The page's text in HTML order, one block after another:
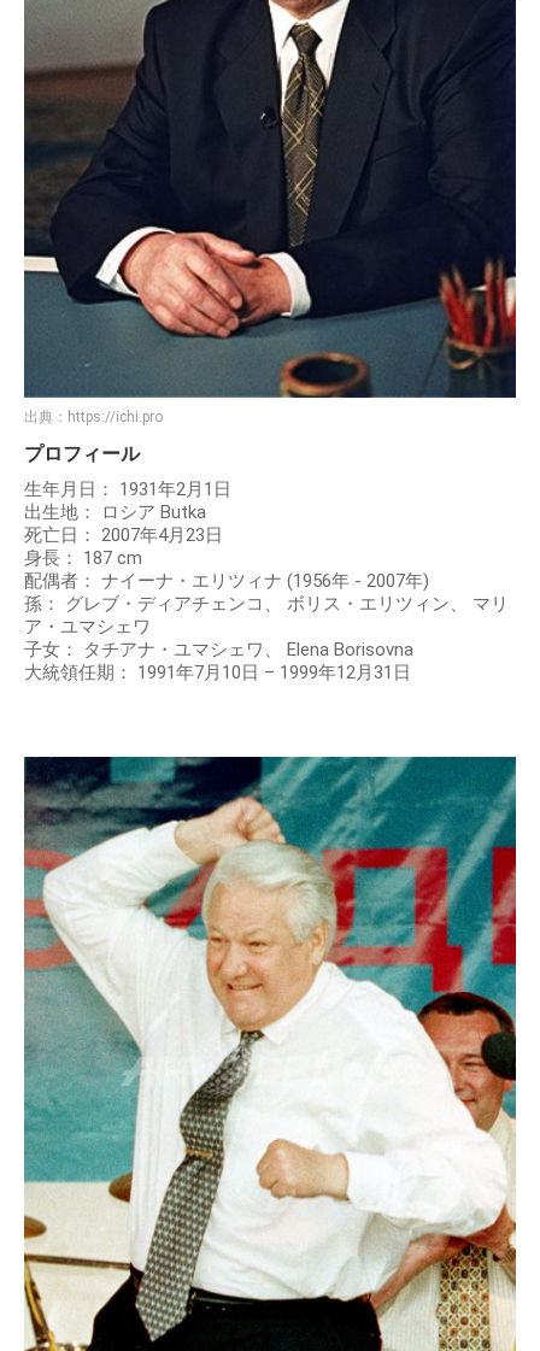
出典： https://ichi.pro
プロフィール
生年月日： 1931年2月1日
出生地： ロシア Butka
死亡日： 2007年4月23日
身長： 187 cm
配偶者： ナイーナ・エリツィナ (1956年 - 2007年)
孫： グレブ・ディアチェンコ、 ボリス・エリツィン、 マリ
ア・ユマシェワ
子女： タチアナ・ユマシェワ、 Elena Borisovna
大統領任期： 1991年7月10日 – 1999年12月31日